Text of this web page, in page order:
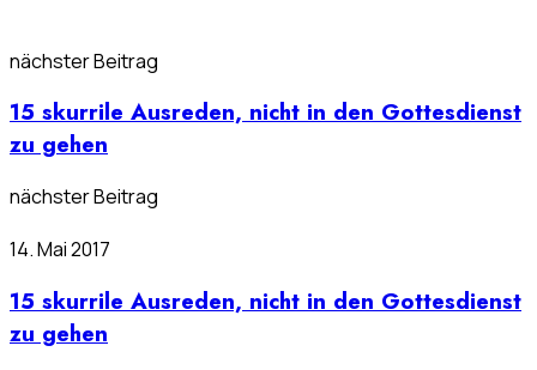
nächster Beitrag
15 skurrile Ausreden, nicht in den Gottesdienst
zu gehen
nächster Beitrag
14. Mai 2017
15 skurrile Ausreden, nicht in den Gottesdienst
zu gehen